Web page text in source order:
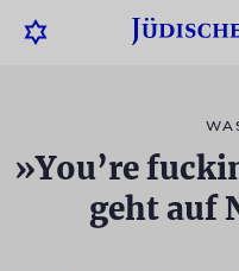
»You’re
geht auf